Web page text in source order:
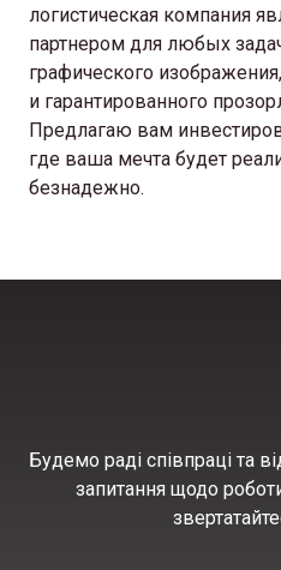
логистическая компания
партнером для любых
графического
и гарантированного
Предлагаю вам
где ваша мечта будет
безнадежно.
Будемо раді співпраці та
запитання щодо